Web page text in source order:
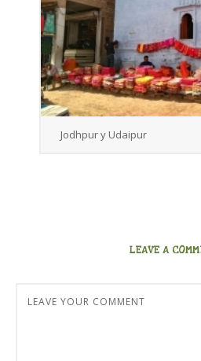
Jodhpur y Udaipur
LEAVE A